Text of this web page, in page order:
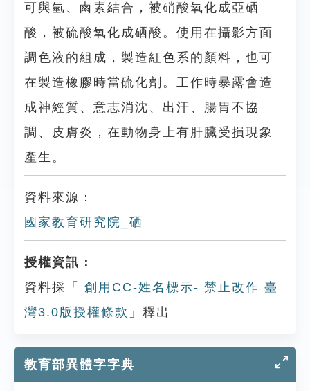
可與氫、鹵素結合，被硝酸氧化成亞硒
酸，被硫酸氧化成硒酸。使用在攝影方面
調色液的組成，製造紅色系的顏料，也可
在製造橡膠時當硫化劑。工作時暴露會造
成神經質、意志消沈、出汗、腸胃不協
調、皮膚炎，在動物身上有肝臟受損現象
產生。
資料來源：
國家教育研究院_硒
授權資訊：
資料採「
創用CC-姓名標示- 禁止改作 臺
灣3.0版授權條款 」釋出
教育部異體字字典